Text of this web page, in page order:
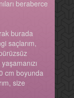
beraberce
burada
saçlarım,
cm boyunda
size